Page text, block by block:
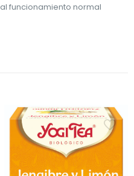
funcionamiento normal